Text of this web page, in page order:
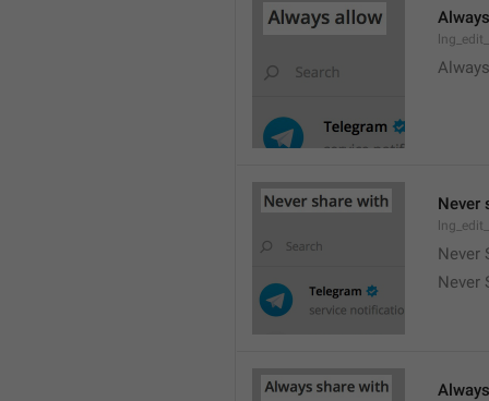
Never
Never
Never